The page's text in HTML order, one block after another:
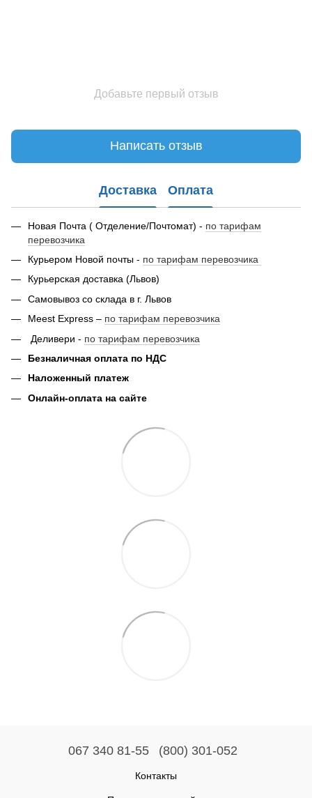
Добавьте первый отзыв
Написать отзыв
Доставка Оплата
Новая Почта ( Отделение/Почтомат) - по тарифам
перевозчика
Курьером Новой почты - по тарифам перевозчика
Курьерская доставка (Львов)
Самовывоз со склада в г. Львов
Meest Express – по тарифам перевозчика
Деливери - по тарифам перевозчика
Безналичная оплата по НДС
Наложенный платеж
Онлайн-оплата на сайте
067 340 81-55 (800) 301-052
Контакты